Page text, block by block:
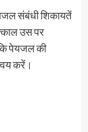
संबंधी शिकायतें
उस पर
कि पेयजल की
करें।